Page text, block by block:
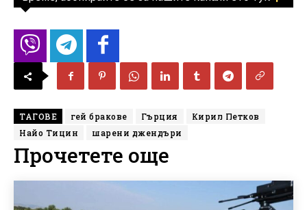
ТАГОВЕ гей бракове Гърция
Кирил Петков
Найо Тицин
шарени джендъри
Прочетете още